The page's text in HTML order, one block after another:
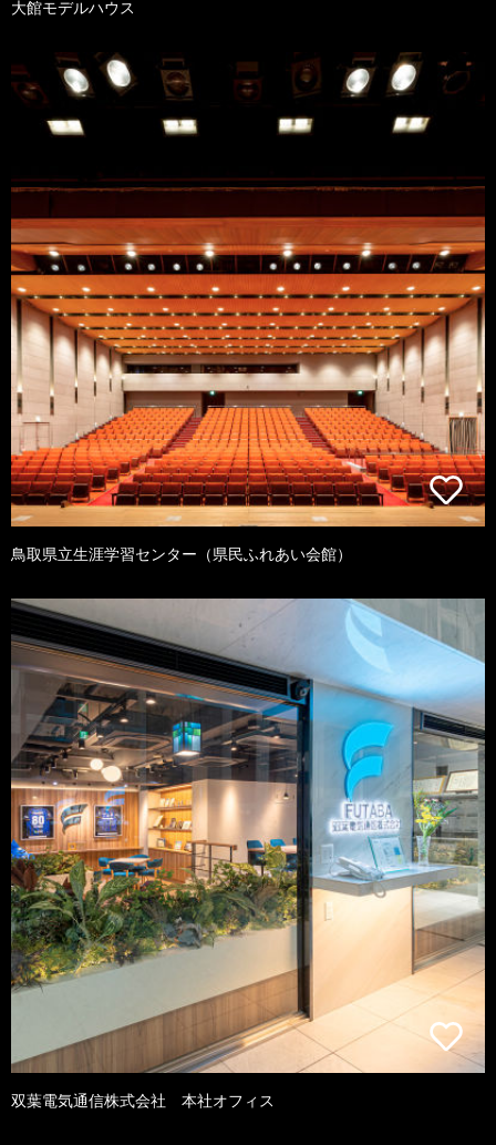
大館モデルハウス
鳥取県立生涯学習センター（県民ふれあい会館）
双葉電気通信株式会社 本社オフィス